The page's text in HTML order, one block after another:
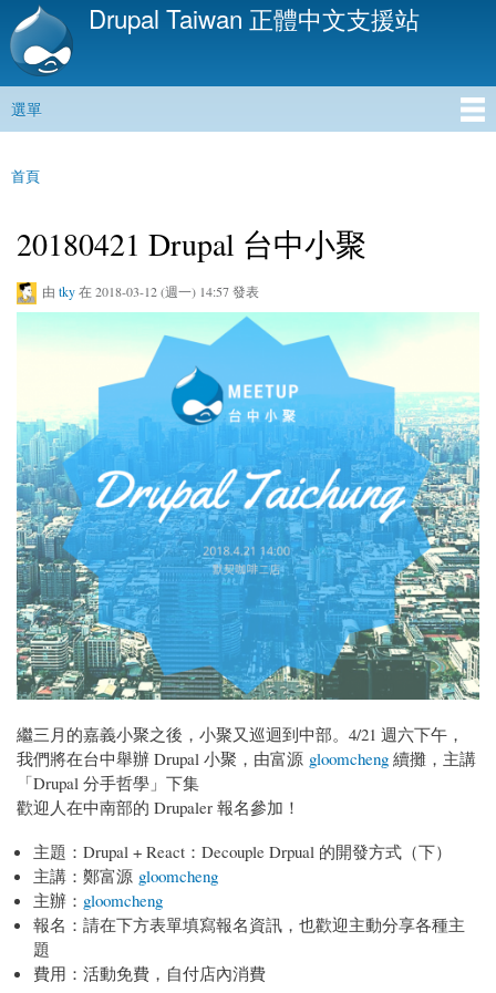
移
內
Drupal Taiwan 正體中文支援站
主選單
選單
您在這裡
首頁
20180421 Drupal 台中小聚
由 tky在 2018-03-12 (週一) 14:57 發表
繼三月的嘉義小聚之後，小聚又巡迴到中部。4/21 週六下午，
我們將在台中舉辦 Drupal 小聚，由富源 gloomcheng 續攤，主講
「Drupal 分手哲學」下集
歡迎人在中南部的 Drupaler 報名參加！
主題：Drupal + React：Decouple Drpual 的開發方式（下）
主講：鄭富源 gloomcheng
主辦： gloomcheng
報名：請在下方表單填寫報名資訊，也歡迎主動分享各種主
題
費用：活動免費，自付店內消費